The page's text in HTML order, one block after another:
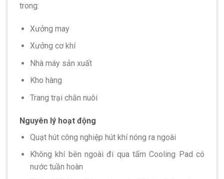
trong:
Xưởng may
Xưởng cơ khí
Nhà máy sản xuất
Kho hàng
Trang trại chăn nuôi
Nguyên lý hoạt động
Quạt hút công nghiệp hút khí nóng ra ngoài
Không khí bên ngoài đi qua tấm Cooling Pad có
nước tuần hoàn